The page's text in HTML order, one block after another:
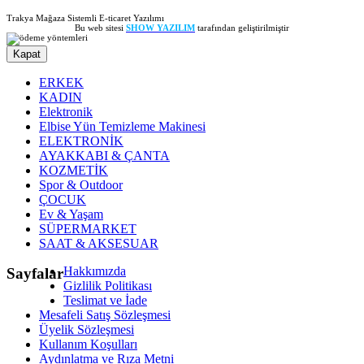
Trakya Mağaza Sistemli E-ticaret Yazılımı
Bu web sitesi SHOW YAZILIM tarafından geliştirilmiştir
Kapat
ERKEK
KADIN
Elektronik
Elbise Yün Temizleme Makinesi
ELEKTRONİK
AYAKKABI & ÇANTA
KOZMETİK
Spor & Outdoor
ÇOCUK
Ev & Yaşam
SÜPERMARKET
SAAT & AKSESUAR
SayfalarHakkımızda
Gizlilik Politikası
Teslimat ve İade
Mesafeli Satış Sözleşmesi
Üyelik Sözleşmesi
Kullanım Koşulları
Aydınlatma ve Rıza Metni